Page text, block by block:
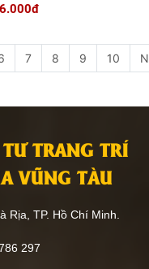
7 8 9 10
TRANG TRÍ
VŨNG TÀU
Rịa, TP. Hồ Chí Minh.
297